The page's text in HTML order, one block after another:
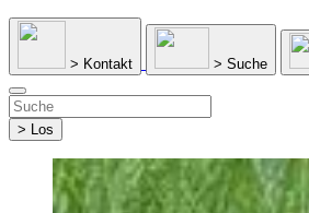
> Kontakt > Suche